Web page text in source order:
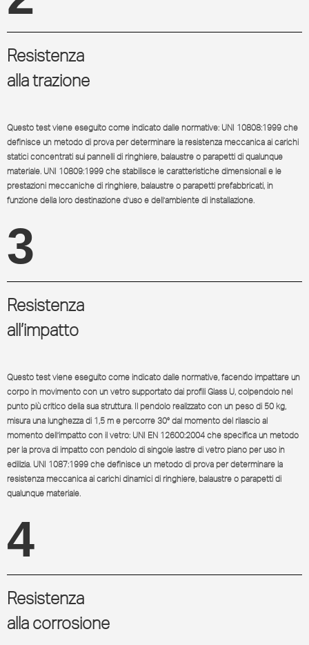
Resistenza
alla trazione
Questo test viene eseguito come indicato dalle normative: UNI 10808:1999 che
definisce un metodo di prova per determinare la resistenza meccanica ai carichi
statici concentrati sui pannelli di ringhiere, balaustre o parapetti di qualunque
materiale. UNI 10809:1999 che stabilisce le caratteristiche dimensionali e le
prestazioni meccaniche di ringhiere, balaustre o parapetti prefabbricati, in
funzione della loro destinazione d’uso e dell’ambiente di installazione.
3
Resistenza
all’impatto
Questo test viene eseguito come indicato dalle normative, facendo impattare un
corpo in movimento con un vetro supportato dai profili Glass U, colpendolo nel
punto più critico della sua struttura. Il pendolo realizzato con un peso di 50 kg,
misura una lunghezza di 1,5 m e percorre 30° dal momento del rilascio al
momento dell’impatto con il vetro: UNI EN 12600:2004 che specifica un metodo
per la prova di impatto con pendolo di singole lastre di vetro piano per uso in
edilizia. UNI 1087:1999 che definisce un metodo di prova per determinare la
resistenza meccanica ai carichi dinamici di ringhiere, balaustre o parapetti di
qualunque materiale.
4
Resistenza
alla corrosione